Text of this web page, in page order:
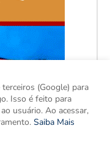
(Google) para
Isso é feito para
usuário. Ao acessar,
Saiba Mais